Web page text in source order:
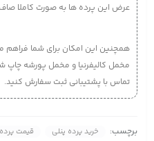
عرض این پرده ها به صورت کاملا صاف 140 سانتی متر می‌باشد.
همچنین این امکان برای شما فراهم
مخمل کالیفرنیا و مخمل پورشه چاپ
تماس با پشتیبانی ثبت سفارش کنید.
برچسب: خرید پرده پنلی قیمت پرده